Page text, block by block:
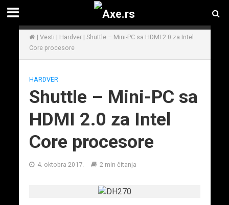
| Vesti | Hardver| Shuttle – Mini-PC sa HDMI 2.0 za Intel
Core procesore
HARDVER
Shuttle – Mini-PC sa
HDMI 2.0 za Intel
Core procesore
4. oktobra 2017. 2 min čitanja